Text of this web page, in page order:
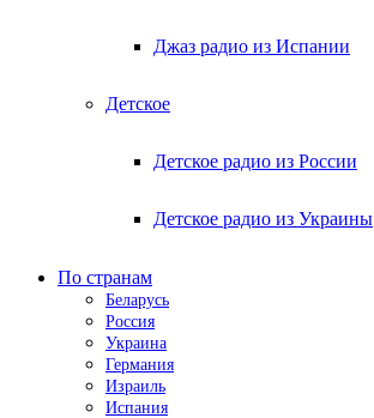
Джаз радио из Испании
Детское
Детское радио из России
Детское радио из Украины
По странам
Беларусь
Россия
Украина
Германия
Израиль
Испания